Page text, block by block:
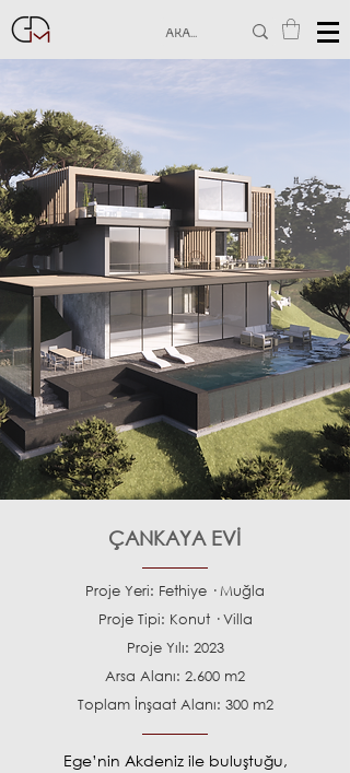
ÇANKAYA EVİ
Proje Yeri: Fethiye · Muğla
Proje Tipi: Konut · Villa
Proje Yılı: 2023
Arsa Alanı: 2.600 m2
Toplam İnşaat Alanı: 300 m2
Ege’nin Akdeniz ile buluştuğu,